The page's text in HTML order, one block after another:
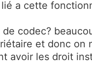
lié a cette
de codec?
et donc on
avoir les droit